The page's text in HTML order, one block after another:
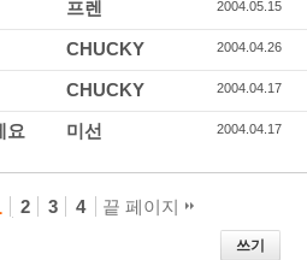
프렌 2004.05.15
CHUCKY 2004.04.26
CHUCKY 2004.04.17
요
미선 2004.04.17
2 3 4 끝 페이지
쓰기